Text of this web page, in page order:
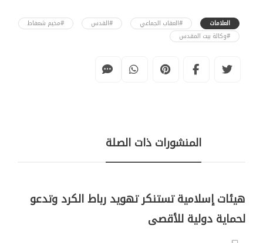
العلامات #العقاب الجماعي #القدس
#مخيم شعفاط
#وكالة بيت المقدس
المنشورات ذات الصلة
هيئات إسلامية تستنكر تهويد رباط الكرد وتدعو
لحماية دولية للأقصى